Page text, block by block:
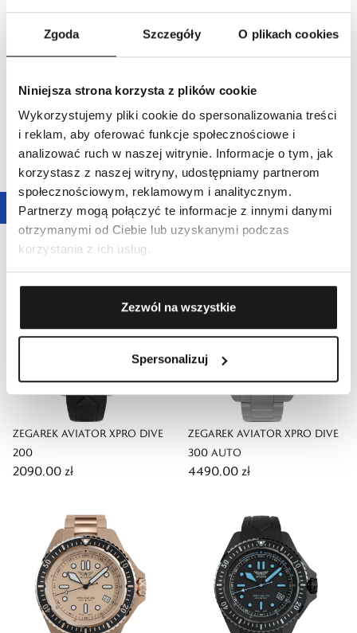
Zgoda Szczegóły O plikach cookies
Niniejsza strona korzysta z plików cookie
Wykorzystujemy pliki cookie do spersonalizowania treści
i reklam, aby oferować funkcje społecznościowe i
analizować ruch w naszej witrynie. Informacje o tym, jak
korzystasz z naszej witryny, udostępniamy partnerom
społecznościowym, reklamowym i analitycznym.
Partnerzy mogą połączyć te informacje z innymi danymi
otrzymanymi od Ciebie lub uzyskanymi podczas
korzystania z ich usług.
Zezwól na wszystkie
Spersonalizuj
ZEGAREK AVIATOR XPRO DIVE
200
2390,00 zł
ZEGAREK AVIATOR XPRO DIVE
200
2090,00 zł
ZEGAREK AVIATOR XPRO DIVE
200
2090,00 zł
ZEGAREK AVIATOR XPRO DIVE
300 AUTO
4490,00 zł